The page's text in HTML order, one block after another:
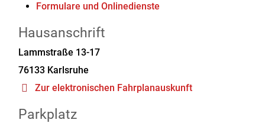
Formulare und Onlinedienste
Hausanschrift
Lammstraße 13-17
76133 Karlsruhe
Zur elektronischen Fahrplanauskunft
Parkplatz